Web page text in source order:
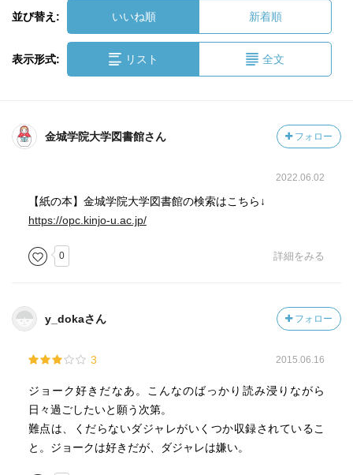
並び替え: いいね順 新着順
表示形式: リスト 全文
金城学院大学図書館さん フォロー
2022.06.02
【紙の本】金城学院大学図書館の検索はこちら↓
https://opc.kinjo-u.ac.jp/
0 詳細をみる
y_dokaさん フォロー
3 2015.06.16
ジョーク好きだなあ。こんなのばっかり読み浸りながら
日々過ごしたいと願う次第。
難点は、くだらないダジャレがいくつか収録されているこ
と。ジョークは好きだが、ダジャレは嫌い。